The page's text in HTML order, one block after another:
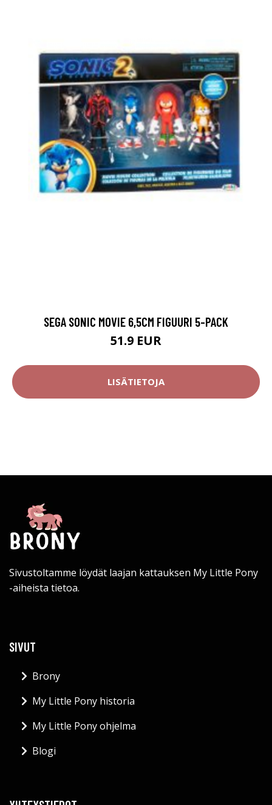
SEGA SONIC MOVIE 6,5CM FIGUURI 5-PACK
51.9 EUR
LISÄTIETOJA
Sivustoltamme löydät laajan kattauksen My Little Pony
-aiheista tietoa.
SIVUT
Brony
My Little Pony historia
My Little Pony ohjelma
Blogi